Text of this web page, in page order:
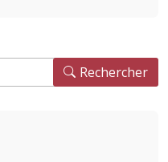
Rechercher